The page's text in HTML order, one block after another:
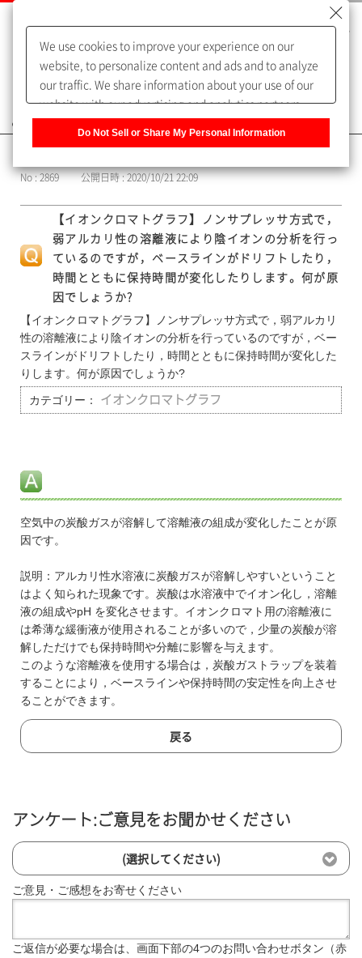
よくあるご質問（FAQ）
No : 2869 公開日時 : 2020/10/21 22:09
【イオンクロマトグラフ】ノンサプレッサ方式で，
弱アルカリ性の溶離液により陰イオンの分析を行っ
ているのですが，ベースラインがドリフトしたり，
時間とともに保持時間が変化したりします。何が原
因でしょうか?
【イオンクロマトグラフ】ノンサプレッサ方式で，弱アルカリ
性の溶離液により陰イオンの分析を行っているのですが，ベー
スラインがドリフトしたり，時間とともに保持時間が変化した
りします。何が原因でしょうか?
カテゴリー： イオンクロマトグラフ
空気中の炭酸ガスが溶解して溶離液の組成が変化したことが原
因です。
説明：アルカリ性水溶液に炭酸ガスが溶解しやすいということ
はよく知られた現象です。炭酸は水溶液中でイオン化し，溶離
液の組成やpH を変化させます。イオンクロマト用の溶離液に
は希薄な緩衝液が使用されることが多いので，少量の炭酸が溶
解しただけでも保持時間や分離に影響を与えます。
このような溶離液を使用する場合は，炭酸ガストラップを装着
することにより，ベースラインや保持時間の安定性を向上させ
ることができます。
戻る
アンケート:ご意見をお聞かせください
(選択してください)
ご意見・ご感想をお寄せください
ご返信が必要な場合は、画面下部の4つのお問い合わせボタン（赤
We use cookies to improve your experience on our
website, to personalize content and ads and to analyze
our traffic. We share information about your use of our
website with our advertising and analytics partners,
of our sharing information about you with our partners.
Information] to customize your cookie settings on our
website.Privacy Policy
Do Not Sell or Share My Personal Information